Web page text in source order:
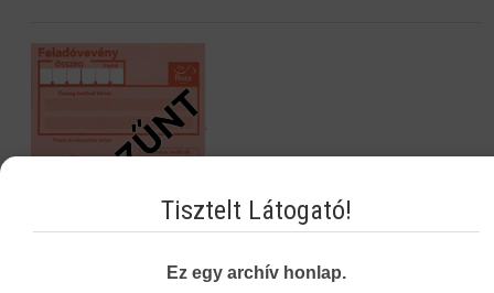
Tisztelt Látogató!
Ez egy archív honlap.